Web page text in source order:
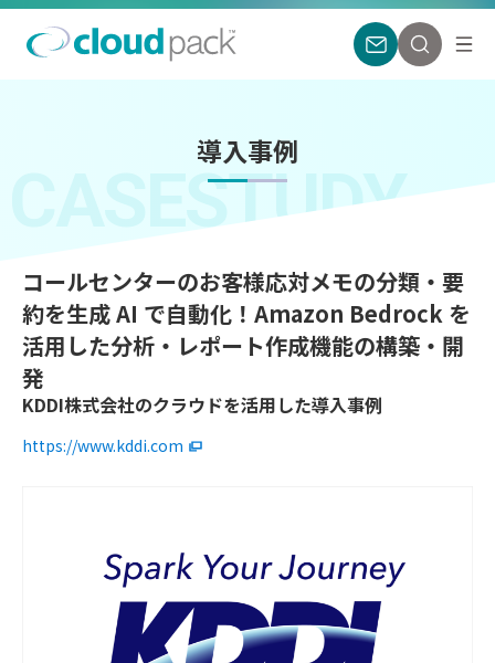
導入事例
CASESTUDY
コールセンターのお客様応対メモの分類・要
約を生成 AI で自動化！Amazon Bedrock を
活用した分析・レポート作成機能の構築・開
発
KDDI株式会社のクラウドを活用した導入事例
https://www.kddi.com